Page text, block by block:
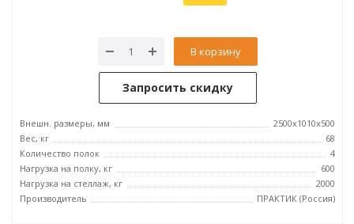
В корзину
Запросить скидку
Внешн. размеры, мм
2500x1010x500
Вес, кг
68
Количество полок
4
Нагрузка на полку, кг
600
Нагрузка на стеллаж, кг
2000
Производитель
ПРАКТИК (Россия)